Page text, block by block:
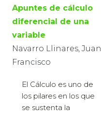
Apuntes de cálculo
diferencial de una
variable
Navarro Llinares, Juan
Francisco
El Cálculo es uno de
los pilares en los que
se sustenta la